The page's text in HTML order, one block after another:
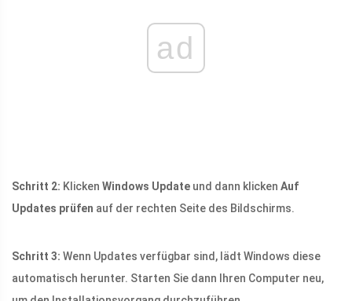
ad
Schritt 2: Klicken Windows Update und dann klicken Auf
Updates prüfen auf der rechten Seite des Bildschirms.
Schritt 3: Wenn Updates verfügbar sind, lädt Windows diese
automatisch herunter. Starten Sie dann Ihren Computer neu,